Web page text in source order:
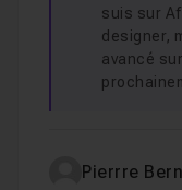
suis sur
designer,
avancé
Pierrre